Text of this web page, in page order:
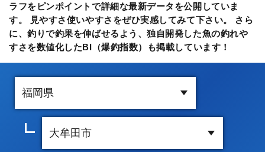
ラフをピンポイントで詳細な最新データを公開していま
す。 見やすさ使いやすさをぜひ実感してみて下さい。 さら
に、釣りで釣果を伸ばせるよう、独自開発した魚の釣れや
すさを数値化したBI（爆釣指数）も掲載しています！